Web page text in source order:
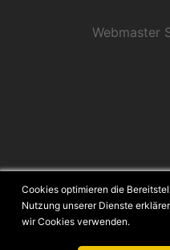
Webmaster
Cookies optimieren die
Nutzung unserer Dienste
wir Cookies verwenden.